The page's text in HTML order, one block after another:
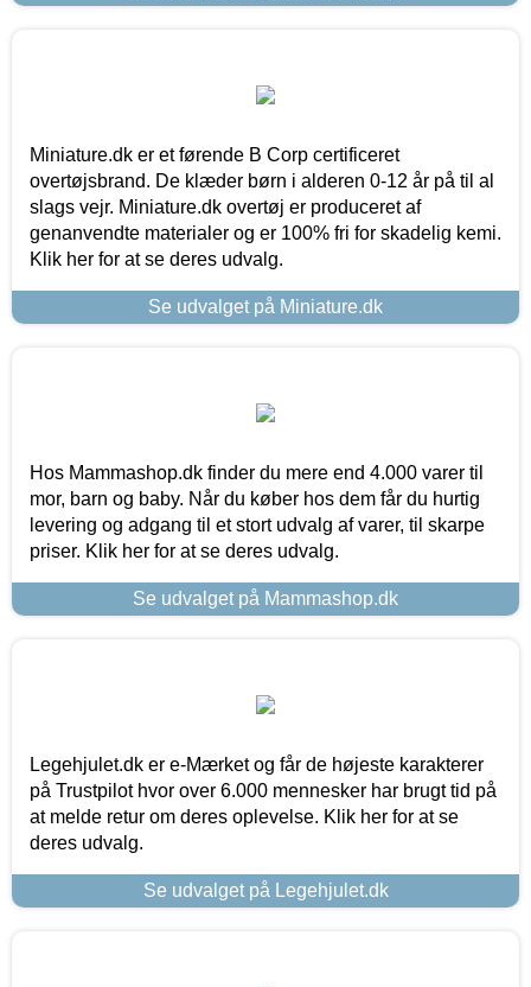
Miniature.dk er et førende B Corp certificeret
overtøjsbrand. De klæder børn i alderen 0-12 år på til al
slags vejr. Miniature.dk overtøj er produceret af
genanvendte materialer og er 100% fri for skadelig kemi.
Klik her for at se deres udvalg.
Se udvalget på Miniature.dk
Hos Mammashop.dk finder du mere end 4.000 varer til
mor, barn og baby. Når du køber hos dem får du hurtig
levering og adgang til et stort udvalg af varer, til skarpe
priser. Klik her for at se deres udvalg.
Se udvalget på Mammashop.dk
Legehjulet.dk er e-Mærket og får de højeste karakterer
på Trustpilot hvor over 6.000 mennesker har brugt tid på
at melde retur om deres oplevelse. Klik her for at se
deres udvalg.
Se udvalget på Legehjulet.dk